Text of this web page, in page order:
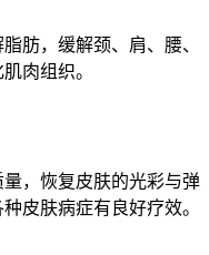
肪，缓解颈、肩、腰、
肉组织。
，恢复皮肤的光彩与弹
皮肤病症有良好疗效。